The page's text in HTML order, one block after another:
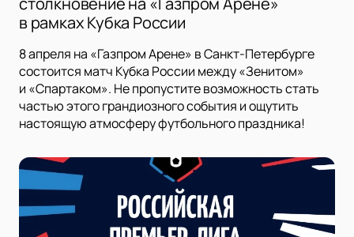
в рамках Кубка России
8 апреля на «Газпром Арене» в Санкт-Петербурге
состоится матч Кубка России между «Зенитом»
и «Спартаком». Не пропустите возможность стать
частью этого грандиозного события и ощутить
настоящую атмосферу футбольного праздника!